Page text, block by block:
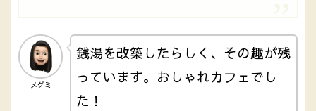
メグミ
銭湯を改築したらしく、その趣が残
っています。おしゃれカフェでし
た！